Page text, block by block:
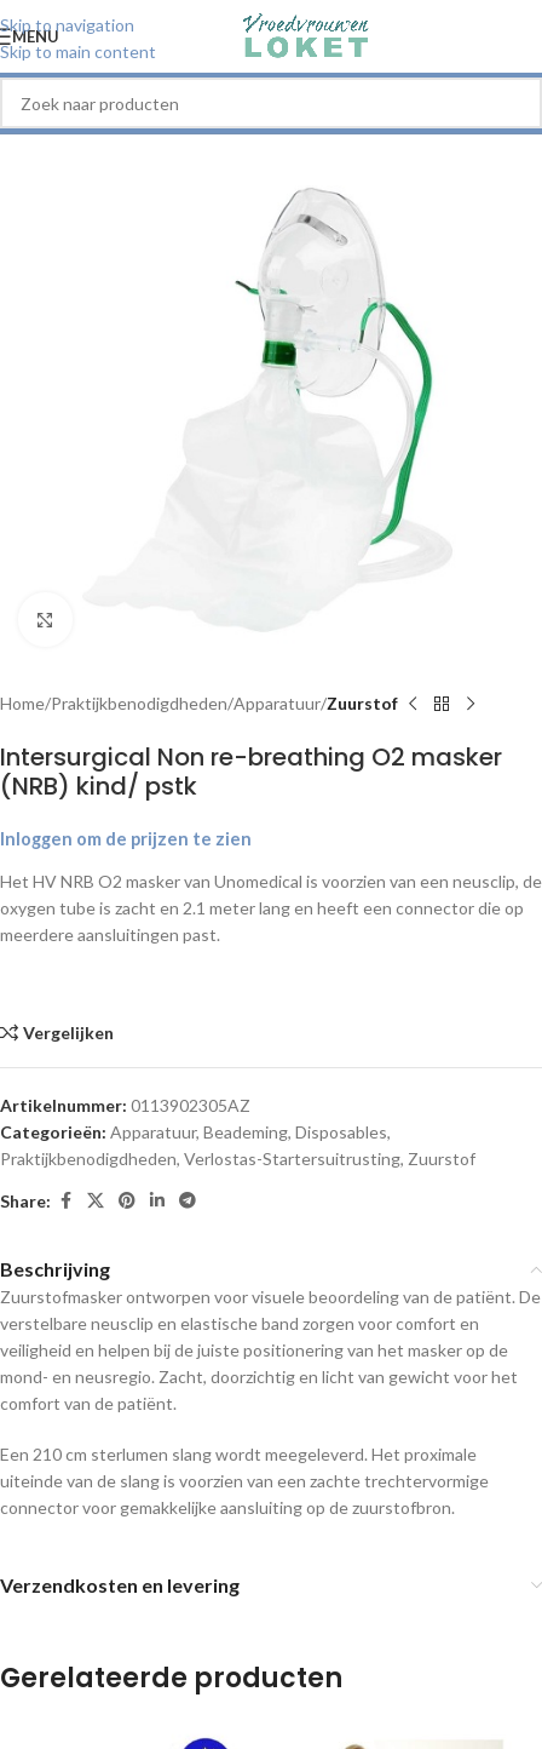
Skip to navigation
Skip to main content
MENU
Home Praktijkbenodigdheden Apparatuur Zuurstof
Intersurgical Non re-breathing O2 masker
(NRB) kind/ pstk
Inloggen om de prijzen te zien
Het HV NRB O2 masker van Unomedical is voorzien van een neusclip, de
oxygen tube is zacht en 2.1 meter lang en heeft een connector die op
meerdere aansluitingen past.
Vergelijken
Artikelnummer: 0113902305AZ
Categorieën: Apparatuur, Beademing, Disposables,
Praktijkbenodigdheden, Verlostas-Startersuitrusting, Zuurstof
Share:
Beschrijving
Zuurstofmasker ontworpen voor visuele beoordeling van de patiënt. De
verstelbare neusclip en elastische band zorgen voor comfort en
veiligheid en helpen bij de juiste positionering van het masker op de
mond- en neusregio. Zacht, doorzichtig en licht van gewicht voor het
comfort van de patiënt.
Een 210 cm sterlumen slang wordt meegeleverd. Het proximale
uiteinde van de slang is voorzien van een zachte trechtervormige
connector voor gemakkelijke aansluiting op de zuurstofbron.
Verzendkosten en levering
Gerelateerde producten